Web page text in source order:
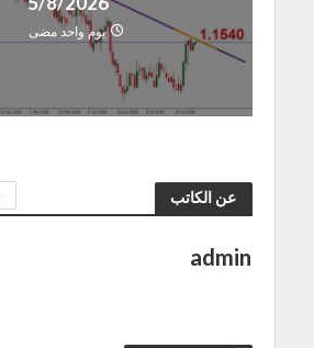
يوم واحد مضى
عن الكاتب
admin